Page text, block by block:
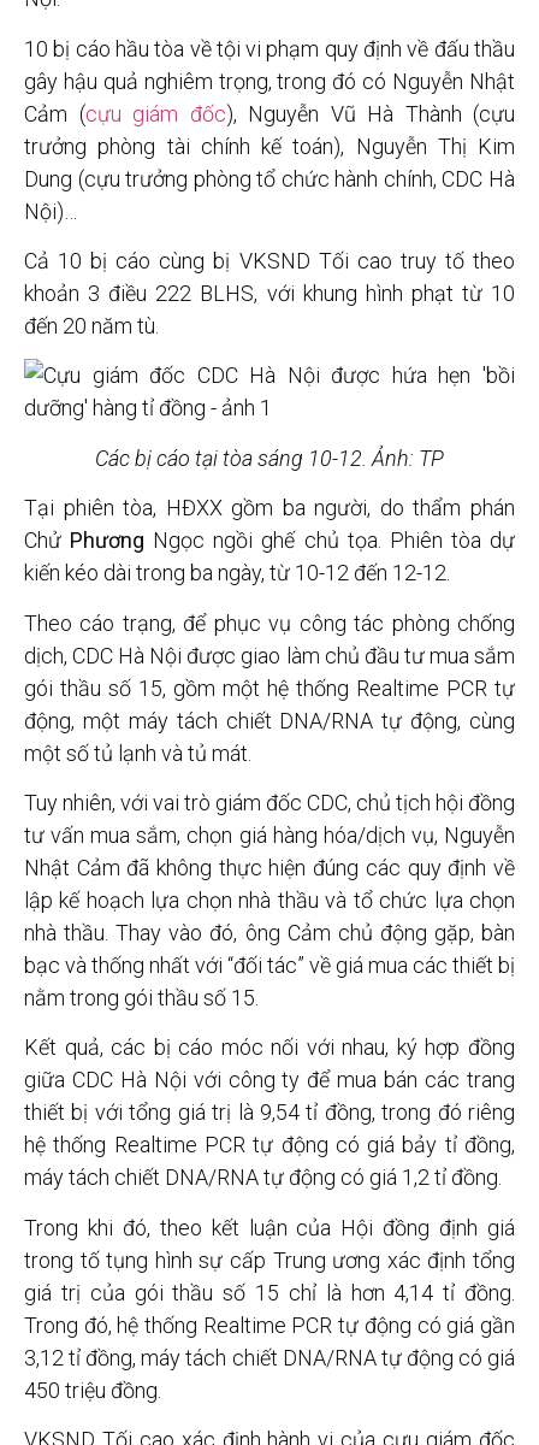
10 bị cáo hầu tòa về tội vi phạm quy định về đấu thầu
gây hậu quả nghiêm trọng, trong đó có Nguyễn Nhật
Cảm (cựu giám đốc), Nguyễn Vũ Hà Thành (cựu
trưởng phòng tài chính kế toán), Nguyễn Thị Kim
Dung (cựu trưởng phòng tổ chức hành chính, CDC Hà
Nội)…
Cả 10 bị cáo cùng bị VKSND Tối cao truy tố theo
khoản 3 điều 222 BLHS, với khung hình phạt từ 10
đến 20 năm tù.
Các bị cáo tại tòa sáng 10-12. Ảnh: TP
Tại phiên tòa, HĐXX gồm ba người, do thẩm phán
Chử Phương Ngọc ngồi ghế chủ tọa. Phiên tòa dự
kiến kéo dài trong ba ngày, từ 10-12 đến 12-12.
Theo cáo trạng, để phục vụ công tác phòng chống
dịch, CDC Hà Nội được giao làm chủ đầu tư mua sắm
gói thầu số 15, gồm một hệ thống Realtime PCR tự
động, một máy tách chiết DNA/RNA tự động, cùng
một số tủ lạnh và tủ mát.
Tuy nhiên, với vai trò giám đốc CDC, chủ tịch hội đồng
tư vấn mua sắm, chọn giá hàng hóa/dịch vụ, Nguyễn
Nhật Cảm đã không thực hiện đúng các quy định về
lập kế hoạch lựa chọn nhà thầu và tổ chức lựa chọn
nhà thầu. Thay vào đó, ông Cảm chủ động gặp, bàn
bạc và thống nhất với “đối tác” về giá mua các thiết bị
nằm trong gói thầu số 15.
Kết quả, các bị cáo móc nối với nhau, ký hợp đồng
giữa CDC Hà Nội với công ty để mua bán các trang
thiết bị với tổng giá trị là 9,54 tỉ đồng, trong đó riêng
hệ thống Realtime PCR tự động có giá bảy tỉ đồng,
máy tách chiết DNA/RNA tự động có giá 1,2 tỉ đồng.
Trong khi đó, theo kết luận của Hội đồng định giá
trong tố tụng hình sự cấp Trung ương xác định tổng
giá trị của gói thầu số 15 chỉ là hơn 4,14 tỉ đồng.
Trong đó, hệ thống Realtime PCR tự động có giá gần
3,12 tỉ đồng, máy tách chiết DNA/RNA tự động có giá
450 triệu đồng.
VKSND Tối cao xác định hành vi của cựu giám đốc